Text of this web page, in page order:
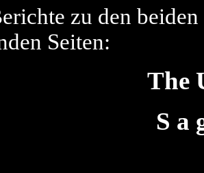
zu den
Seiten:
The
S